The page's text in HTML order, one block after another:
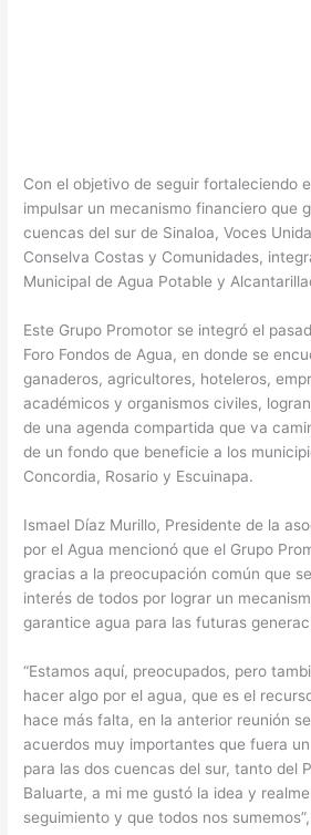
Con el objetivo de seguir fortaleciendo
impulsar un mecanismo financiero que
cuencas del sur de Sinaloa, Voces
Conselva Costas y Comunidades,
Municipal de Agua Potable y
Este Grupo Promotor se integró el
Foro Fondos de Agua, en donde se
ganaderos, agricultores, hoteleros,
académicos y organismos civiles,
de una agenda compartida que va
de un fondo que beneficie a los
Concordia, Rosario y Escuinapa.
Ismael Díaz Murillo, Presidente de la
por el Agua mencionó que el Grupo
gracias a la preocupación común que
interés de todos por lograr un
garantice agua para las futuras
“Estamos aquí, preocupados, pero
hacer algo por el agua, que es el
hace más falta, en la anterior reunión
acuerdos muy importantes que fuera
para las dos cuencas del sur, tanto del
Baluarte, a mi me gustó la idea y
seguimiento y que todos nos